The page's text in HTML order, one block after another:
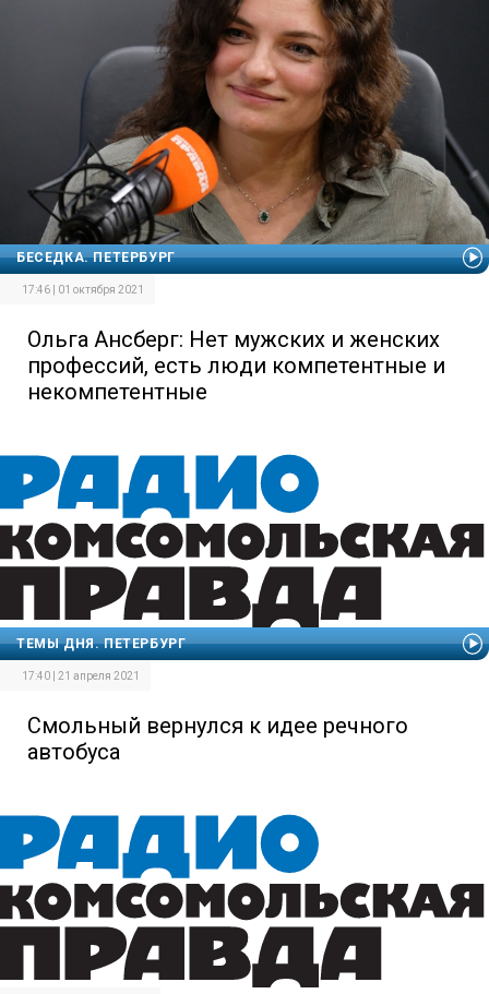
БЕСЕДКА. ПЕТЕРБУРГ
17:46 | 01 октября 2021
Ольга Ансберг: Нет мужских и женских
профессий, есть люди компетентные и
некомпетентные
ТЕМЫ ДНЯ. ПЕТЕРБУРГ
17:40 | 21 апреля 2021
Смольный вернулся к идее речного
автобуса